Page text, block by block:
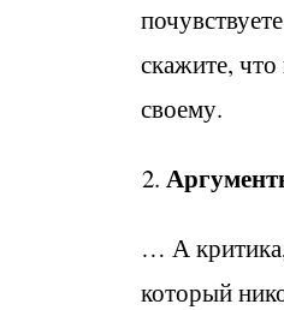
скажите, что
своему.
… А
который